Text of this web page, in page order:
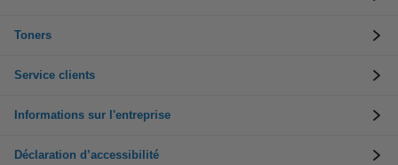
Toners
Service clients
Informations sur l'entreprise
Déclaration d’accessibilité